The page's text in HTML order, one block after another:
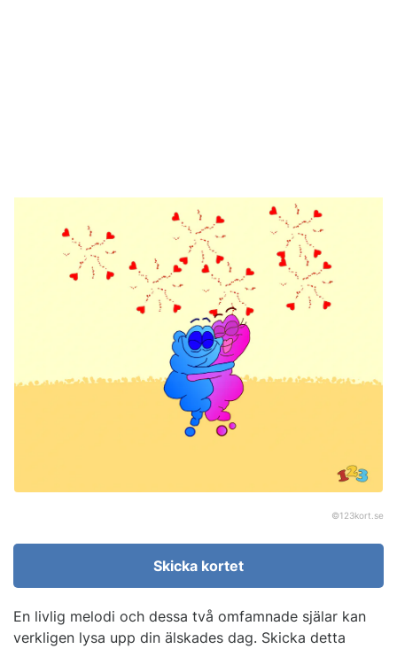
©123kort.se
Skicka kortet
En livlig melodi och dessa två omfamnade själar kan
verkligen lysa upp din älskades dag. Skicka detta